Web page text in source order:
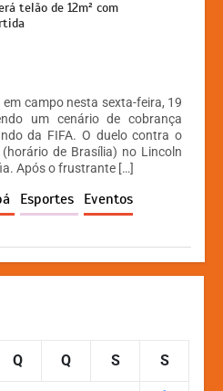
telão de 12m² com
campo nesta sexta-feira, 19
um cenário de cobrança
da FIFA. O duelo contra o
de Brasília) no Lincoln
Após o frustrante […]
Esportes Eventos
Q Q S S